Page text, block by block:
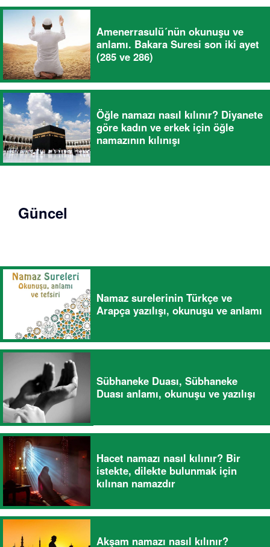
Amenerrasulü´nün okunuşu ve
anlamı. Bakara Suresi son iki ayet
(285 ve 286)
Öğle namazı nasıl kılınır? Diyanete
göre kadın ve erkek için öğle
namazının kılınışı
Güncel
Namaz surelerinin Türkçe ve
Arapça yazılışı, okunuşu ve anlamı
Sübhaneke Duası, Sübhaneke
Duası anlamı, okunuşu ve yazılışı
Hacet namazı nasıl kılınır? Bir
istekte, dilekte bulunmak için
kılınan namazdır
Akşam namazı nasıl kılınır?